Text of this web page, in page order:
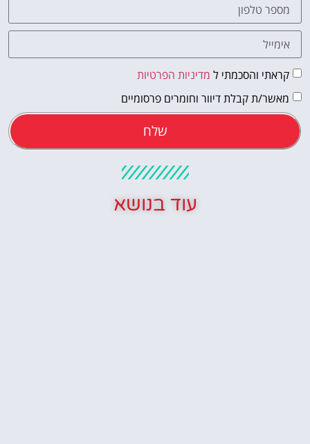
קראתי והסכמתי ל מדיניות הפרטיות
מאשר/ת קבלת דיוור וחומרים פרסומיים
שלח
עוד בנושא